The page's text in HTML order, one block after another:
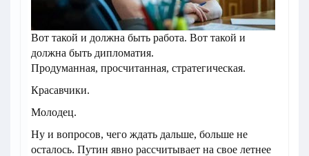
Вот такой и должна быть работа. Вот такой и
должна быть дипломатия.
Продуманная, просчитанная, стратегическая.
Красавчики.
Молодец.
Ну и вопросов, чего ждать дальше, больше не
осталось. Путин явно рассчитывает на свое летнее